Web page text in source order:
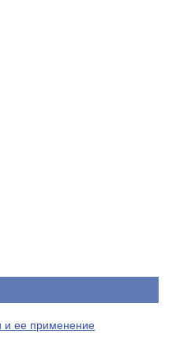
и ее применение